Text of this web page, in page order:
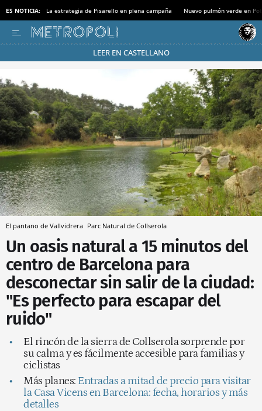
ES NOTICIA: La estrategia de Pisarello en plena campaña Nuevo pulmón verde en
LEER EN CASTELLANO
Pásate al MODO AHORRO
El pantano de Vallvidrera Parc Natural de Collserola
Un oasis natural a 15 minutos del
centro de Barcelona para
desconectar sin salir de la ciudad:
"Es perfecto para escapar del
ruido"
El rincón de la sierra de Collserola sorprende por
su calma y es fácilmente accesible para familias y
ciclistas
Más planes: Entradas a mitad de precio para visitar
la Casa Vicens en Barcelona: fecha, horarios y más
detalles